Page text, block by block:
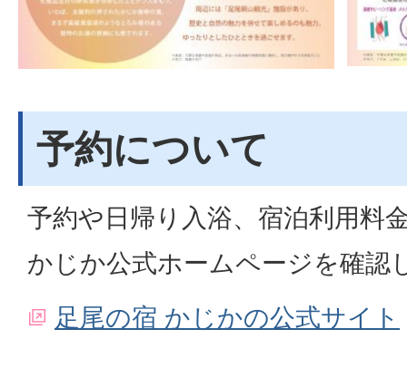
予約について
予約や日帰り入浴、宿泊利用料
かじか公式ホームページを確認
足尾の宿 かじかの公式サイト